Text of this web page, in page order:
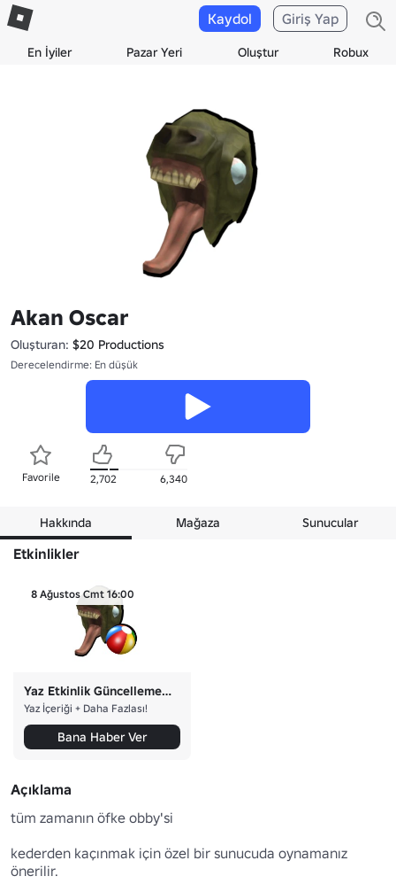
En İyiler Pazar Yeri Oluştur Robux
Kaydol Giriş Yap
Akan Oscar
Oluşturan: $20 Productions
Derecelendirme: En düşük
Favorile 2,702 6,340
Hakkında Mağaza Sunucular
Etkinlikler
8 Ağustos Cmt 16:00
Yaz Etkinlik Güncellemesi 🏖️
Yaz İçeriği + Daha Fazlası!
Bana Haber Ver
Açıklama
tüm zamanın öfke obby'si
kederden kaçınmak için özel bir sunucuda oynamanız
önerilir.